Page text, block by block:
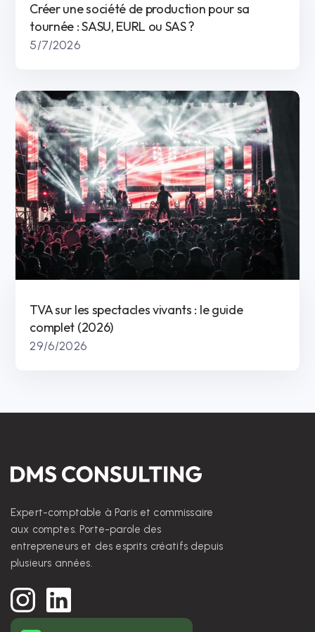
Créer une société de production pour sa
tournée : SASU, EURL ou SAS ?
5/7/2026
TVA sur les spectacles vivants : le guide
complet (2026)
29/6/2026
Expert-comptable à Paris et commissaire
aux comptes. Porte-parole des
entrepreneurs et des esprits créatifs depuis
plusieurs années.